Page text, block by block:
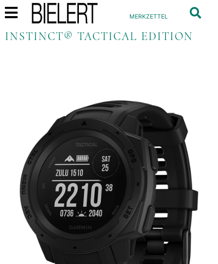
MERKZETTEL
INSTINCT® TACTICAL EDITION